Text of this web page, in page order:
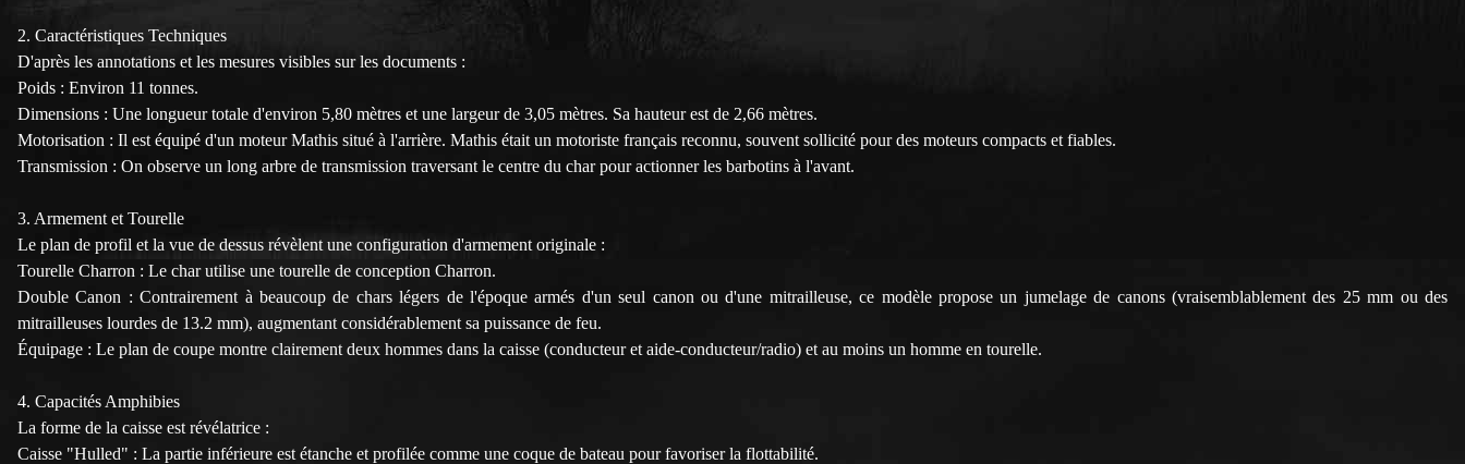
2. Caractéristiques Techniques
D'après les annotations et les mesures visibles sur les documents :
Poids : Environ 11 tonnes.
Dimensions : Une longueur totale d'environ 5,80 mètres et une largeur de 3,05 mètres. Sa hauteur est de 2,66 mètres.
Motorisation : Il est équipé d'un moteur Mathis situé à l'arrière. Mathis était un motoriste français reconnu, souvent sollicité pour des moteurs compacts et fiables.
Transmission : On observe un long arbre de transmission traversant le centre du char pour actionner les barbotins à l'avant.
3. Armement et Tourelle
Le plan de profil et la vue de dessus révèlent une configuration d'armement originale :
Tourelle Charron : Le char utilise une tourelle de conception Charron.
Double Canon : Contrairement à beaucoup de chars légers de l'époque armés d'un seul canon ou d'une mitrailleuse, ce modèle propose un jumelage de canons (vraisemblablement des 25 mm ou des
mitrailleuses lourdes de 13.2 mm), augmentant considérablement sa puissance de feu.
Équipage : Le plan de coupe montre clairement deux hommes dans la caisse (conducteur et aide-conducteur/radio) et au moins un homme en tourelle.
4. Capacités Amphibies
La forme de la caisse est révélatrice :
Caisse "Hulled" : La partie inférieure est étanche et profilée comme une coque de bateau pour favoriser la flottabilité.